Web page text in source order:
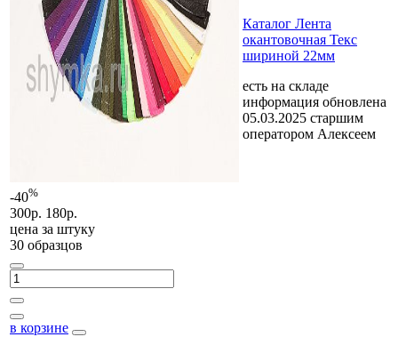
-40%
300р. 180р.
цена за штуку
30 образцов
в корзине
Каталог Лента
окантовочная Текс
шириной 22мм
есть на складе
информация обновлена
05.03.2025 старшим
оператором Алексеем